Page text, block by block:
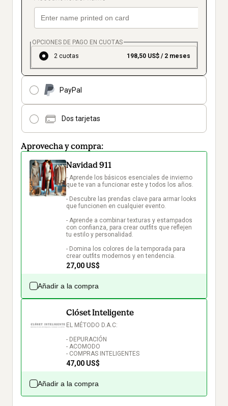
OPCIONES DE PAGO EN CUOTAS
2 cuotas
198,50 US$ / 2 meses
PayPal
Dos tarjetas
Aprovecha y compra:
Navidad 911
- Aprende los básicos esenciales de invierno
que te van a funcionar este y todos los años.
- Descubre las prendas clave para armar looks
que funcionen en cualquier evento.
- Aprende a combinar texturas y estampados
con confianza, para crear outfits que reflejen
tu estilo y personalidad.
- Domina los colores de la temporada para
crear outfits modernos y en tendencia.
27,00 US$
Añadir a la compra
Clóset Inteligente
EL MÉTODO D.A.C:
- DEPURACIÓN
- ACOMODO
- COMPRAS INTELIGENTES
47,00 US$
Añadir a la compra